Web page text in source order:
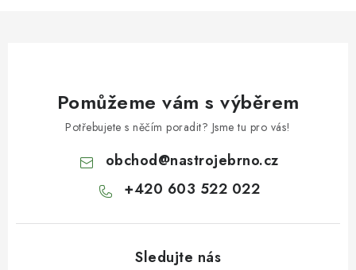
Pomůžeme vám s výběrem
Potřebujete s něčím poradit? Jsme tu pro vás!
obchod@nastrojebrno.cz
+420 603 522 022